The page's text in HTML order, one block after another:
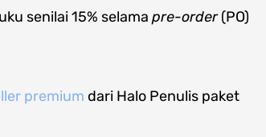
senilai 15% selama pre-order(PO)
premium dari Halo Penulis paket